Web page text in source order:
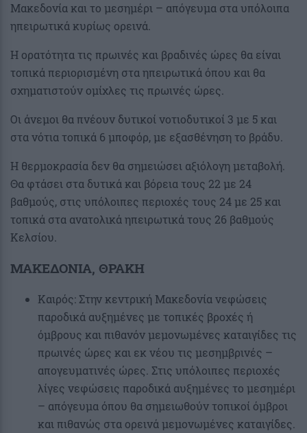
Μακεδονία και το μεσημέρι – απόγευμα στα υπόλοιπα
ηπειρωτικά κυρίως ορεινά.
Η ορατότητα τις πρωινές και βραδινές ώρες θα είναι
τοπικά περιορισμένη στα ηπειρωτικά όπου και θα
σχηματιστούν ομίχλες τις πρωινές ώρες.
Οι άνεμοι θα πνέουν δυτικοί νοτιοδυτικοί 3 με 5 και
στα νότια τοπικά 6 μποφόρ, με εξασθένηση το βράδυ.
Η θερμοκρασία δεν θα σημειώσει αξιόλογη μεταβολή.
Θα φτάσει στα δυτικά και βόρεια τους 22 με 24
βαθμούς, στις υπόλοιπες περιοχές τους 24 με 25 και
τοπικά στα ανατολικά ηπειρωτικά τους 26 βαθμούς
Κελσίου.
ΜΑΚΕΔΟΝΙΑ, ΘΡΑΚΗ
Καιρός: Στην κεντρική Μακεδονία νεφώσεις
παροδικά αυξημένες με τοπικές βροχές ή
όμβρους και πιθανόν μεμονωμένες καταιγίδες τις
πρωινές ώρες και εκ νέου τις μεσημβρινές –
απογευματινές ώρες. Στις υπόλοιπες περιοχές
λίγες νεφώσεις παροδικά αυξημένες το μεσημέρι
– απόγευμα όπου θα σημειωθούν τοπικοί όμβροι
και πιθανώς στα ορεινά μεμονωμένες καταιγίδες.